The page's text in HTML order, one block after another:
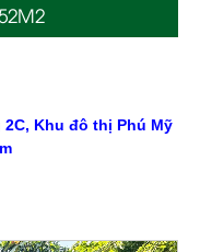
Khu đô thị Phú Mỹ